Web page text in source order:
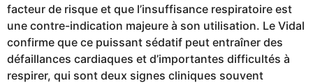
facteur de risque et que l’insuffisance respiratoire est
une contre-indication majeure à son utilisation. Le Vidal
confirme que ce puissant sédatif peut entraîner des
défaillances cardiaques et d’importantes difficultés à
respirer, qui sont deux signes cliniques souvent